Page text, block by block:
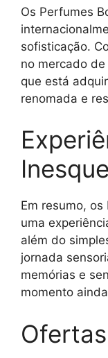
Os Perfumes
sofisticação.
no mercado
que está
renomada e
Em resumo,
uma
além do
jornada
memórias e
momento